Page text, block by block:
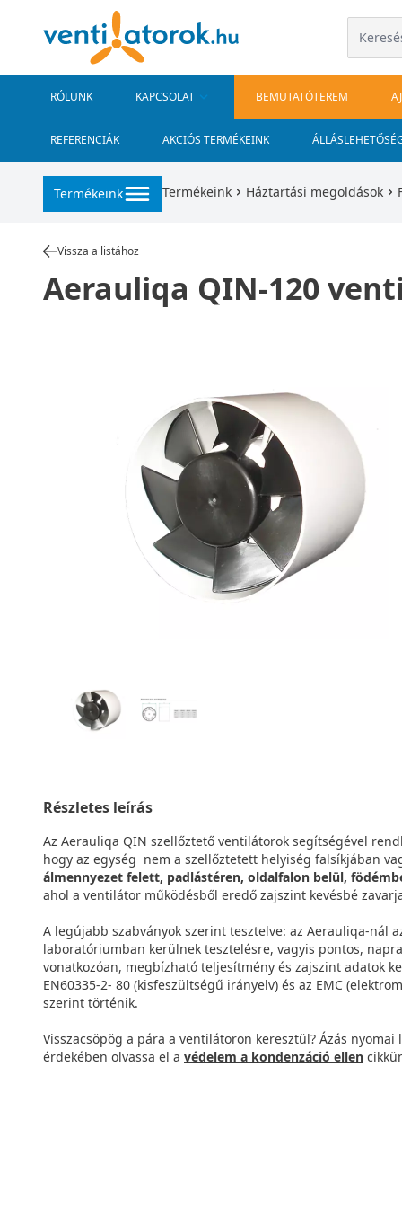
RÓLUNK KAPCSOLAT BEMUTATÓTEREM
REFERENCIÁK AKCIÓS TERMÉKEINK
Termékeink Termékeink Háztartási megoldások
Vissza a listához
Aerauliqa QIN-120
Részletes leírás
Az Aerauliqa QIN szellőztető ventilátorok segítségével
hogy az egység nem a szellőztetett helyiség falsíkjában
álmennyezet felett, padlástéren, oldalfalon belül,
ahol a ventilátor működésből eredő zajszint kevésbé
A legújabb szabványok szerint tesztelve: az Aerauliqa-nál
laboratóriumban kerülnek tesztelésre, vagyis pontos,
vonatkozóan, megbízható teljesítmény és zajszint adatok
EN60335-2- 80 (kisfeszültségű irányelv) és az EMC
szerint történik.
Visszacsöpög a pára a ventilátoron keresztül? Ázás
érdekében olvassa el a védelem a kondenzáció ellen